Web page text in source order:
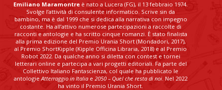
Emiliano Maramontre è nato a Lucera (FG), il 13 febbraio 1974.
Svolge l’attività di consulente informatico. Scrive sin da
bambino, ma è dal 1999 che si dedica alla narrativa con impegno
costante. Ha all’attivo numerose partecipazioni a raccolte di
racconti e antologie e ha scritto cinque romanzi. È stato finalista
alla prima edizione del Premio Urania Short (Mondadori, 2017),
al Premio ShortKipple (Kipple Officina Libraria, 2018) e al Premio
Robot 2022. Da qualche anno si diletta con contest e tornei
letterari online e partecipa a vari progetti editoriali. Fa parte del
Collettivo Italiano Fantascienza, col quale ha pubblicato le
antologieAtterraggio in Italia e 2050 – Quel che resta di noi. Nel 2022
ha vinto il Premio Urania Short.